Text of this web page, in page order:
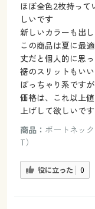
ほぼ全色2枚持って
しいです
新しいカラーも出
この商品は夏に最
丈だと個人的に思
裾のスリットもい
ぽっちゃり系です
価格は、これ以上
上げして欲しいです
商品： ボートネッ
T）
役に立った 0